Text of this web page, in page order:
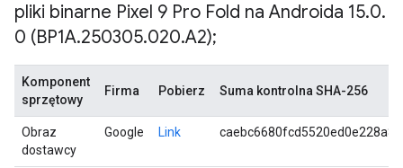
pliki binarne Pixel 9 Pro Fold na Androida 15.0.
0 (BP1A.250305.020.A2);
Komponent
sprzętowy
Firma Pobierz Suma kontrolna SHA-256
Obraz
dostawcy
Google Link